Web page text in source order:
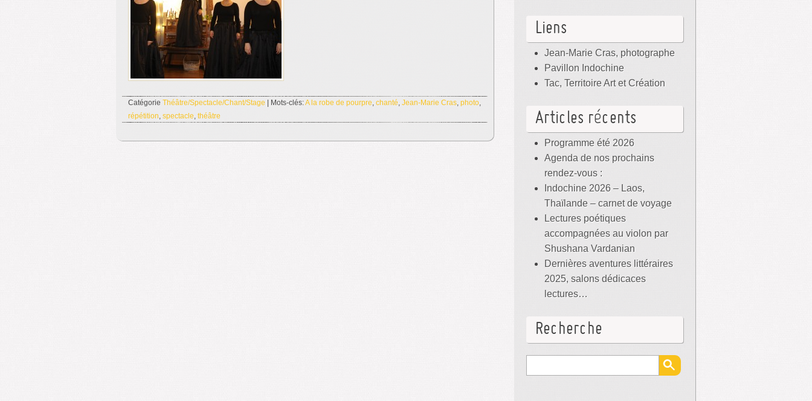
Catégorie Théâtre/Spectacle/Chant/Stage | Mots-clés:A la robe de pourpre, chanté, Jean-Marie Cras, photo,
répétition, spectacle, théâtre
Liens
Jean-Marie Cras, photographe
Pavillon Indochine
Tac, Territoire Art et Création
Articles récents
Programme été 2026
Agenda de nos prochains
rendez-vous :
Indochine 2026 – Laos,
Thaïlande – carnet de voyage
Lectures poétiques
accompagnées au violon par
Shushana Vardanian
Dernières aventures littéraires
2025, salons dédicaces
lectures…
Recherche